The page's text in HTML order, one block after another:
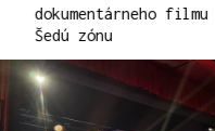
dokumentárneho
Šedú zónu